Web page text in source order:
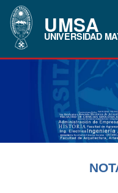
UMSA
UNIVERSIDAD